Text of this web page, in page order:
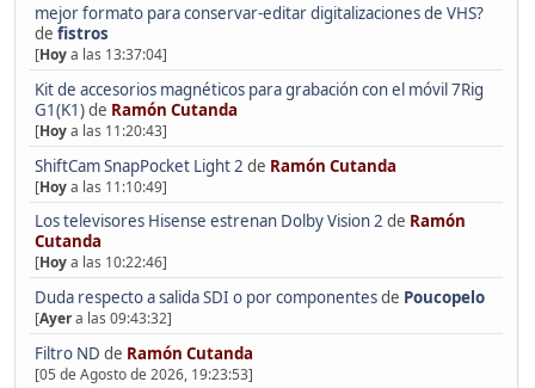
mejor formato para conservar-editar digitalizaciones de VHS?
de fistros
[Hoya las 13:37:04]
Kit de accesorios magnéticos para grabación con el móvil 7Rig
G1(K1)de Ramón Cutanda
[Hoya las 11:20:43]
ShiftCam SnapPocket Light 2 de Ramón Cutanda
[Hoya las 11:10:49]
Los televisores Hisense estrenan Dolby Vision 2 de Ramón
Cutanda
[Hoya las 10:22:46]
Duda respecto a salida SDI o por componentesde Poucopelo
[Ayera las 09:43:32]
Filtro ND de Ramón Cutanda
[05 de Agosto de 2026, 19:23:53]